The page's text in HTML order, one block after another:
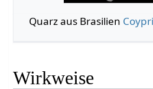
Quarz aus Brasilien
Wirkweise